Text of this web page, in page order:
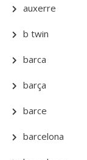
auxerre
b twin
barca
barça
barce
barcelona